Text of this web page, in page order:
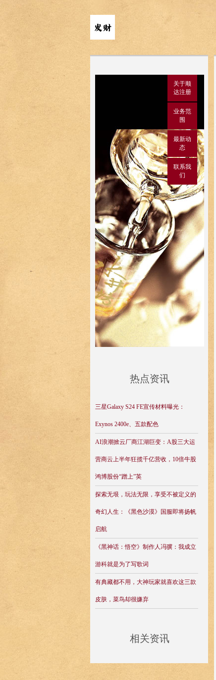
热点资讯
三星Galaxy S24 FE宣传材料曝光：
Exynos 2400e、五款配色
AI浪潮掀云厂商江湖巨变：A股三大运
营商云上半年狂揽千亿营收，10倍牛股
鸿博股份“蹭上”英
探索无垠，玩法无限，享受不被定义的
奇幻人生：《黑色沙漠》国服即将扬帆
启航
《黑神话：悟空》制作人冯骥：我成立
游科就是为了写歌词
有典藏都不用，大神玩家就喜欢这三款
皮肤，菜鸟却很嫌弃
相关资讯
关于顺
达注册
业务范
围
最新动
态
联系我
们